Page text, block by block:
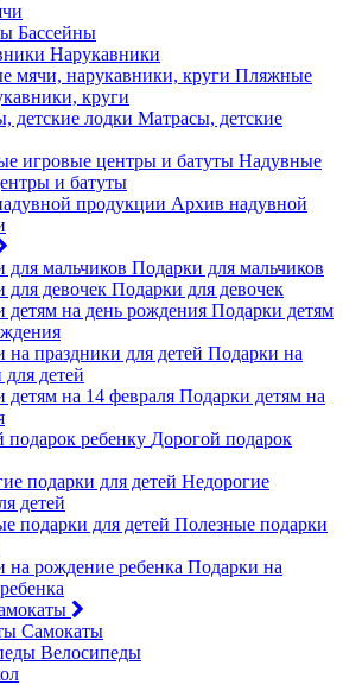
Бассейны
Нарукавники
Пляжные
круги
Матрасы, детские
Надувные
и батуты
Архив надувной
Подарки для мальчиков
Подарки для девочек
Подарки детям
Подарки на
детей
Подарки детям на
Дорогой подарок
Недорогие
детей
Полезные подарки
Подарки на
Самокаты
Велосипеды